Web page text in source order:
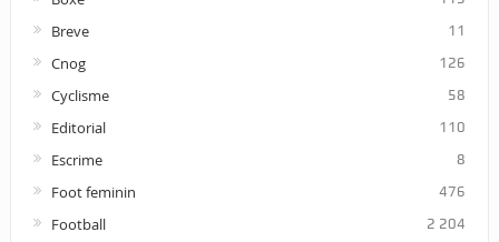
Breve 11
Cnog 126
Cyclisme 58
Editorial 110
Escrime 8
Foot feminin 476
Football 2 204